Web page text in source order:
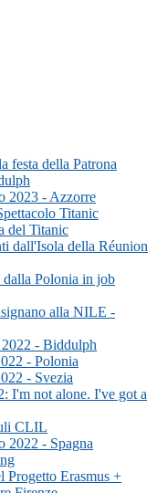
festa della Patrona
2023 - Azzorre
Titanic
del Titanic
dall'Isola della Réunion
dalla Polonia in job
alla NILE -
- Biddulph
- Polonia
- Svezia
I'm not alone. I've got a
CLIL
2022 - Spagna
Progetto Erasmus +